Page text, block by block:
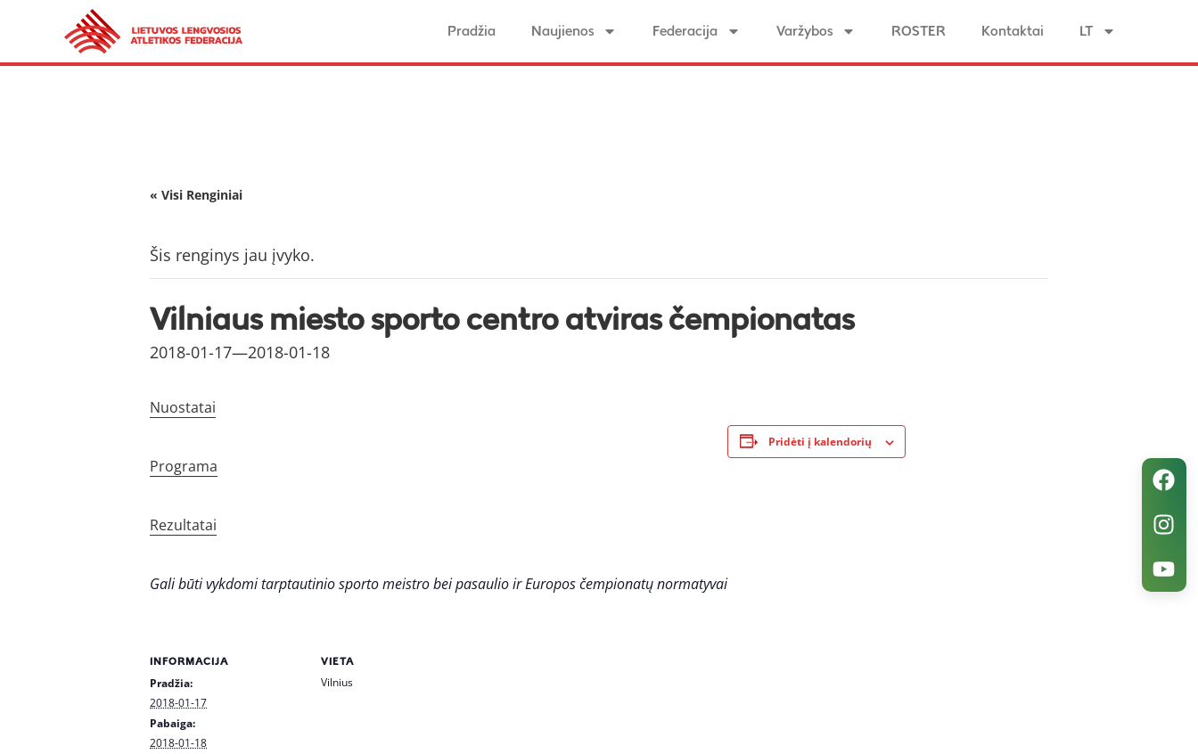
Pradžia Naujienos Federacija Varžybos ROSTER Kontaktai LT
« Visi Renginiai
Šis renginys jau įvyko.
Vilniaus miesto sporto centro atviras čempionatas
2018-01-17—2018-01-18
Nuostatai
Programa
Rezultatai
Gali būti vykdomi tarptautinio sporto meistro bei pasaulio ir Europos čempionatų normatyvai
Pridėti į kalendorių
INFORMACIJA
Pradžia:
2018-01-17
Pabaiga:
2018-01-18
VIETA
Vilnius